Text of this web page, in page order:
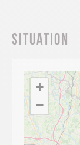
Situation
+
−